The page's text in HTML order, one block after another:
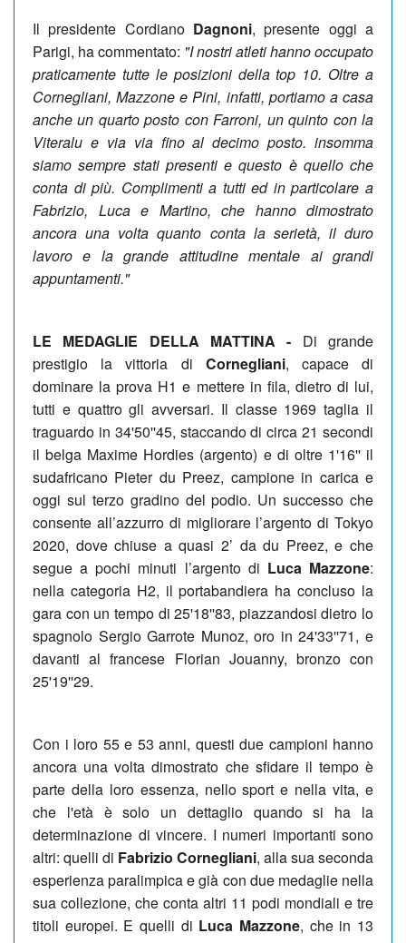
Il presidente Cordiano Dagnoni, presente oggi a
Parigi, ha commentato: "I nostri atleti hanno occupato
praticamente tutte le posizioni della top 10. Oltre a
Cornegliani, Mazzone e Pini, infatti, portiamo a casa
anche un quarto posto con Farroni, un quinto con la
Viteralu e via via fino al decimo posto. insomma
siamo sempre stati presenti e questo è quello che
conta di più. Complimenti a tutti ed in particolare a
Fabrizio, Luca e Martino, che hanno dimostrato
ancora una volta quanto conta la serietà, il duro
lavoro e la grande attitudine mentale ai grandi
appuntamenti."
LE MEDAGLIE DELLA MATTINA - Di grande
prestigio la vittoria di Cornegliani, capace di
dominare la prova H1 e mettere in fila, dietro di lui,
tutti e quattro gli avversari. Il classe 1969 taglia il
traguardo in 34'50''45, staccando di circa 21 secondi
il belga Maxime Hordies (argento) e di oltre 1'16'' il
sudafricano Pieter du Preez, campione in carica e
oggi sul terzo gradino del podio. Un successo che
consente all’azzurro di migliorare l’argento di Tokyo
2020, dove chiuse a quasi 2’ da du Preez, e che
segue a pochi minuti l’argento di Luca Mazzone:
nella categoria H2, il portabandiera ha concluso la
gara con un tempo di 25'18''83, piazzandosi dietro lo
spagnolo Sergio Garrote Munoz, oro in 24'33''71, e
davanti al francese Florian Jouanny, bronzo con
25'19''29.
Con i loro 55 e 53 anni, questi due campioni hanno
ancora una volta dimostrato che sfidare il tempo è
parte della loro essenza, nello sport e nella vita, e
che l'età è solo un dettaglio quando si ha la
determinazione di vincere. I numeri importanti sono
altri: quelli di Fabrizio Cornegliani, alla sua seconda
esperienza paralimpica e già con due medaglie nella
sua collezione, che conta altri 11 podi mondiali e tre
titoli europei. E quelli di Luca Mazzone, che in 13